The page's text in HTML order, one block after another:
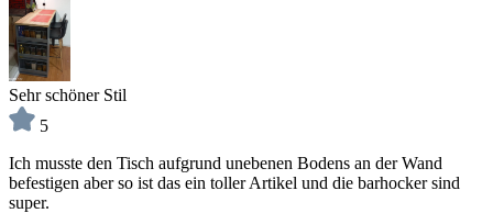
Sehr schöner Stil
5
Ich musste den Tisch aufgrund unebenen Bodens an der Wand
befestigen aber so ist das ein toller Artikel und die barhocker sind
super.